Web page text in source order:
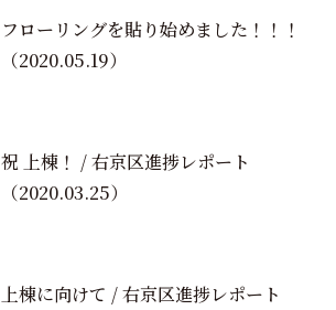
フローリングを貼り始めました！！！
（2020.05.19）
祝 上棟！ / 右京区進捗レポート
（2020.03.25）
上棟に向けて / 右京区進捗レポート